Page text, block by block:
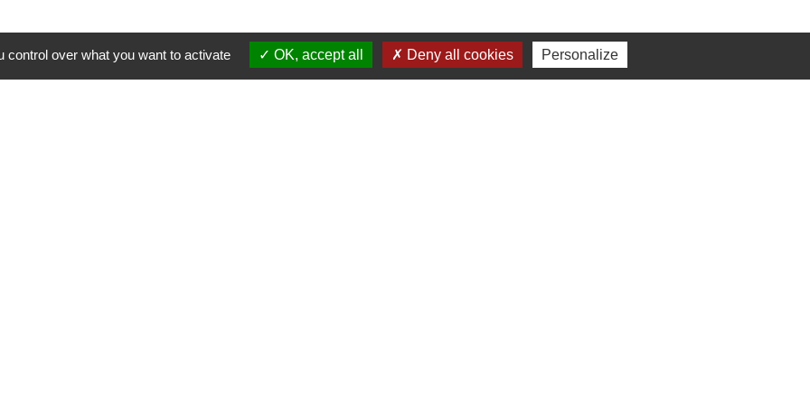
Liens
over what you want to activate OK, accept all Deny all cookies Personalize